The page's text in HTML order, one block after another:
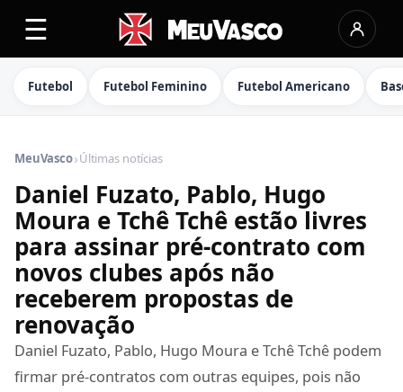
☰
Futebol Futebol Feminino Futebol Americano
MeuVasco›Últimas notícias
Daniel Fuzato, Pablo, Hugo
Moura e Tchê Tchê estão livres
para assinar pré-contrato com
novos clubes após não
receberem propostas de
renovação
Daniel Fuzato, Pablo, Hugo Moura e Tchê Tchê podem
firmar pré-contratos com outras equipes, pois não